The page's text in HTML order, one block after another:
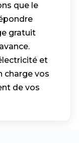
que le
gratuit
et
charge vos
de vos